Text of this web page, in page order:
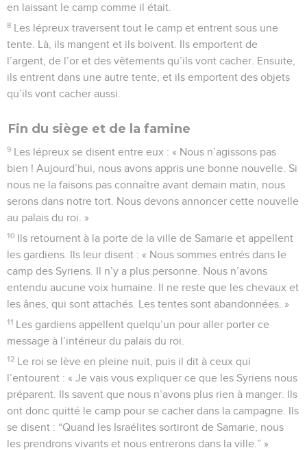
en laissant le camp comme il était.
8 Les lépreux traversent tout le camp et entrent sous une
tente. Là, ils mangent et ils boivent. Ils emportent de
l’argent, de l’or et des vêtements qu’ils vont cacher. Ensuite,
ils entrent dans une autre tente, et ils emportent des objets
qu’ils vont cacher aussi.
Fin du siège et de la famine
9 Les lépreux se disent entre eux : « Nous n’agissons pas
bien ! Aujourd’hui, nous avons appris une bonne nouvelle. Si
nous ne la faisons pas connaître avant demain matin, nous
serons dans notre tort. Nous devons annoncer cette nouvelle
au palais du roi. »
10 Ils retournent à la porte de la ville de Samarie et appellent
les gardiens. Ils leur disent : « Nous sommes entrés dans le
camp des Syriens. Il n’y a plus personne. Nous n’avons
entendu aucune voix humaine. Il ne reste que les chevaux et
les ânes, qui sont attachés. Les tentes sont abandonnées. »
11 Les gardiens appellent quelqu’un pour aller porter ce
message à l’intérieur du palais du roi.
12 Le roi se lève en pleine nuit, puis il dit à ceux qui
l’entourent : « Je vais vous expliquer ce que les Syriens nous
préparent. Ils savent que nous n’avons plus rien à manger. Ils
ont donc quitté le camp pour se cacher dans la campagne. Ils
se disent : “Quand les Israélites sortiront de Samarie, nous
les prendrons vivants et nous entrerons dans la ville.” »